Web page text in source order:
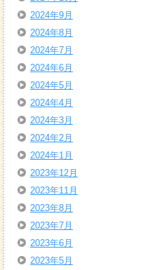
2024年9月
2024年8月
2024年7月
2024年6月
2024年5月
2024年4月
2024年3月
2024年2月
2024年1月
2023年12月
2023年11月
2023年8月
2023年7月
2023年6月
2023年5月